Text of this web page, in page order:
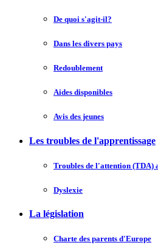
De quoi s'agit-il?
Dans les divers pays
Redoublement
Aides disponibles
Avis des jeunes
Les troubles de l'apprentissage
Troubles de l'attention (TDA)
Dyslexie
La législation
Charte des parents d'Europe